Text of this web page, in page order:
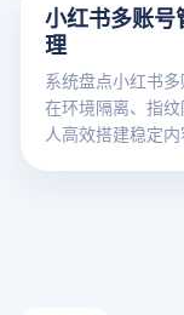
小红书多账号
理
系统盘点小红书
在环境隔离、指
人高效搭建稳定